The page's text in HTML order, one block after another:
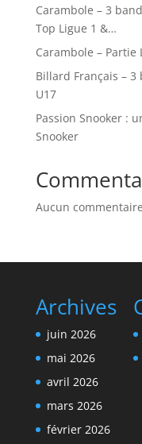
Carambole – 3
Top Ligue 1 &…
Carambole –
Billard Français – 3
U17
Passion Snooker :
Snooker
Aucun
Archives
juin 2026
mai 2026
avril 2026
mars 2026
février 2026